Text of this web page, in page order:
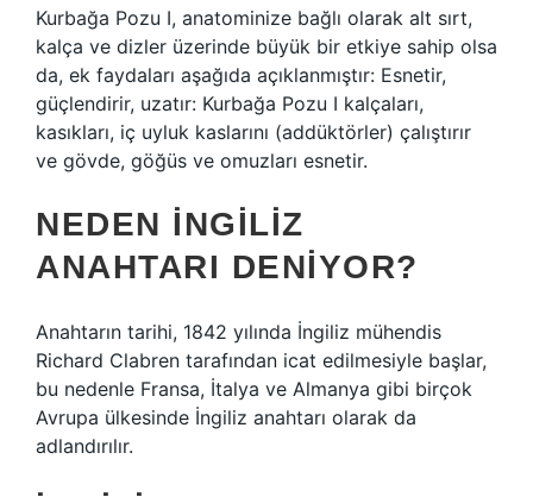
Kurbağa Pozu I, anatominize bağlı olarak alt sırt,
kalça ve dizler üzerinde büyük bir etkiye sahip olsa
da, ek faydaları aşağıda açıklanmıştır: Esnetir,
güçlendirir, uzatır: Kurbağa Pozu I kalçaları,
kasıkları, iç uyluk kaslarını (addüktörler) çalıştırır
ve gövde, göğüs ve omuzları esnetir.
NEDEN İNGILIZ
ANAHTARI DENIYOR?
Anahtarın tarihi, 1842 yılında İngiliz mühendis
Richard Clabren tarafından icat edilmesiyle başlar,
bu nedenle Fransa, İtalya ve Almanya gibi birçok
Avrupa ülkesinde İngiliz anahtarı olarak da
adlandırılır.